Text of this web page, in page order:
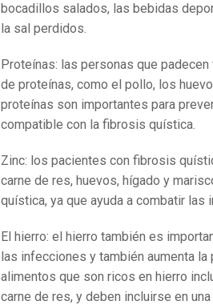
bocadillos salados, las bebidas
la sal perdidos.
Proteínas: las personas que
de proteínas, como el pollo, los
proteínas son importantes para
compatible con la fibrosis quística.
Zinc: los pacientes con fibrosis
carne de res, huevos, hígado y
quística, ya que ayuda a combatir las
El hierro: el hierro también es
las infecciones y también aumenta
alimentos que son ricos en hierro
carne de res, y deben incluirse en